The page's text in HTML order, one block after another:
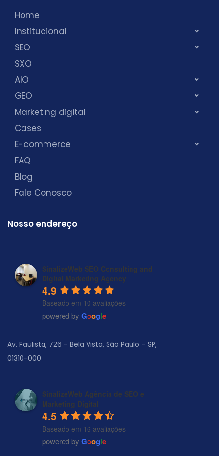
Home
Institucional
SEO
SXO
AIO
GEO
Marketing digital
Cases
E-commerce
FAQ
Blog
Fale Conosco
Nosso endereço
SinalizeWeb SEO Consulting and
Digital Marketing Agency
4.9
Baseado em 10 avaliações
powered by Google
Av. Paulista, 726 – Bela Vista, São Paulo – SP,
01310-000
SinalizeWeb Agência de SEO e
Marketing Digital
4.5
Baseado em 16 avaliações
powered by Google